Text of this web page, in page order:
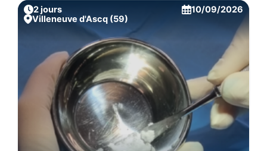
2 jours
10/09/2026
Villeneuve d'Ascq (59)